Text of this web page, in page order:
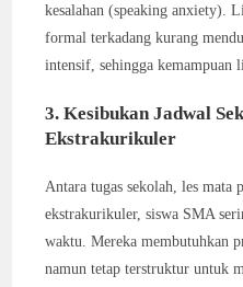
kesalahan (speaking anxiety).
formal terkadang kurang
intensif, sehingga kemampuan
3. Kesibukan Jadwal
Ekstrakurikuler
Antara tugas sekolah, les mata
ekstrakurikuler, siswa SMA
waktu. Mereka membutuhkan
namun tetap terstruktur untuk